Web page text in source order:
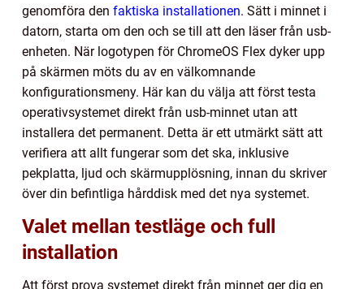
genomföra den faktiska installationen. Sätt i minnet i
datorn, starta om den och se till att den läser från usb-
enheten. När logotypen för ChromeOS Flex dyker upp
på skärmen möts du av en välkomnande
konfigurationsmeny. Här kan du välja att först testa
operativsystemet direkt från usb-minnet utan att
installera det permanent. Detta är ett utmärkt sätt att
verifiera att allt fungerar som det ska, inklusive
pekplatta, ljud och skärmupplösning, innan du skriver
över din befintliga hårddisk med det nya systemet.
Valet mellan testläge och full
installation
Att först prova systemet direkt från minnet ger dig en